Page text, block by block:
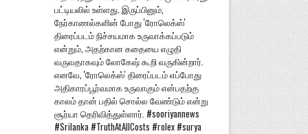
பட்டியலில் உள்ளது. இருப்பினும்,
நேர்காணல்களின் போது 'ரோலெக்ஸ்'
திரைப்படம் நிச்சயமாக உருவாக்கப்படும்
என்றும், அதற்கான கதையை எழுதி
வருவதாகவும் லோகேஷ் கூறி வருகின்றார்.
எனவே, 'ரோலெக்ஸ்' திரைப்படம் எப்போது
அதிகாரப்பூர்வமாக உருவாகும் என்பதற்கு
காலம் தான் பதில் சொல்ல வேண்டும் என்று
சூர்யா தெரிவித்துள்ளார். #sooriyannews
#Srilanka #TruthAtAllCosts #rolex #surya